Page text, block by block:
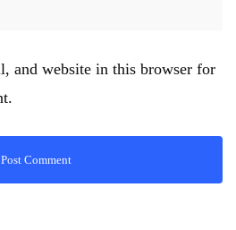
and website in this browser for